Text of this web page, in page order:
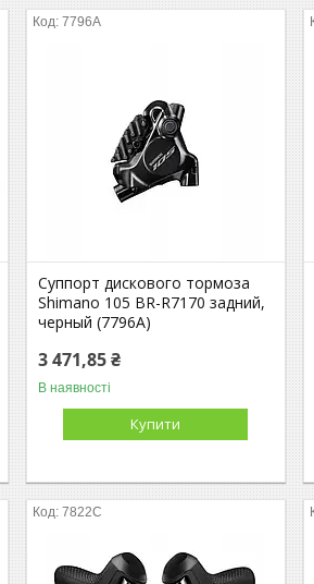
7796A
Суппорт дискового тормоза
Shimano 105 BR-R7170 задний,
черный (7796A)
3 471,85 ₴
В наявності
Купити
7822C